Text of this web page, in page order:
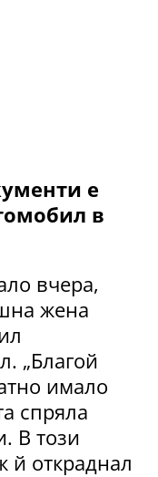
е
в
вчера,
жена
„Благой
имало
спряла
В този
й откраднал